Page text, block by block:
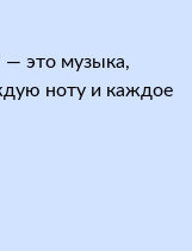
— это музыка,
ноту и каждое